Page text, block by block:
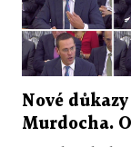
Nové
Murdocha.